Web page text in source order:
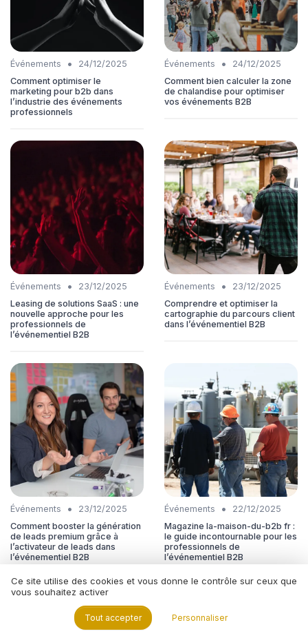
Événements •
24/12/2025
Comment optimiser le
marketing pour b2b dans
l’industrie des événements
professionnels
Événements •
24/12/2025
Comment bien calculer la zone
de chalandise pour optimiser
vos événements B2B
Événements •
23/12/2025
Leasing de solutions SaaS : une
nouvelle approche pour les
professionnels de
l’événementiel B2B
Événements •
23/12/2025
Comprendre et optimiser la
cartographie du parcours client
dans l’événementiel B2B
Événements •
23/12/2025
Comment booster la génération
de leads premium grâce à
l’activateur de leads dans
l’événementiel B2B
Événements •
22/12/2025
Magazine la-maison-du-b2b fr :
le guide incontournable pour les
professionnels de
l’événementiel B2B
Ce site utilise des cookies et vous donne le contrôle sur ceux que
vous souhaitez activer
Tout accepter Personnaliser